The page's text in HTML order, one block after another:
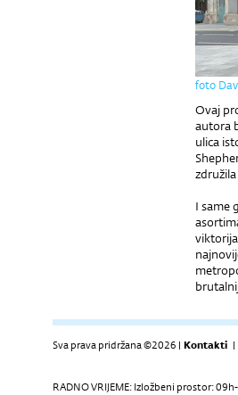
foto
Ovaj
autora
ulica
I same
Sva prava pridržana ©2026 | Kontakti |
RADNO VRIJEME: Izložbeni prostor: